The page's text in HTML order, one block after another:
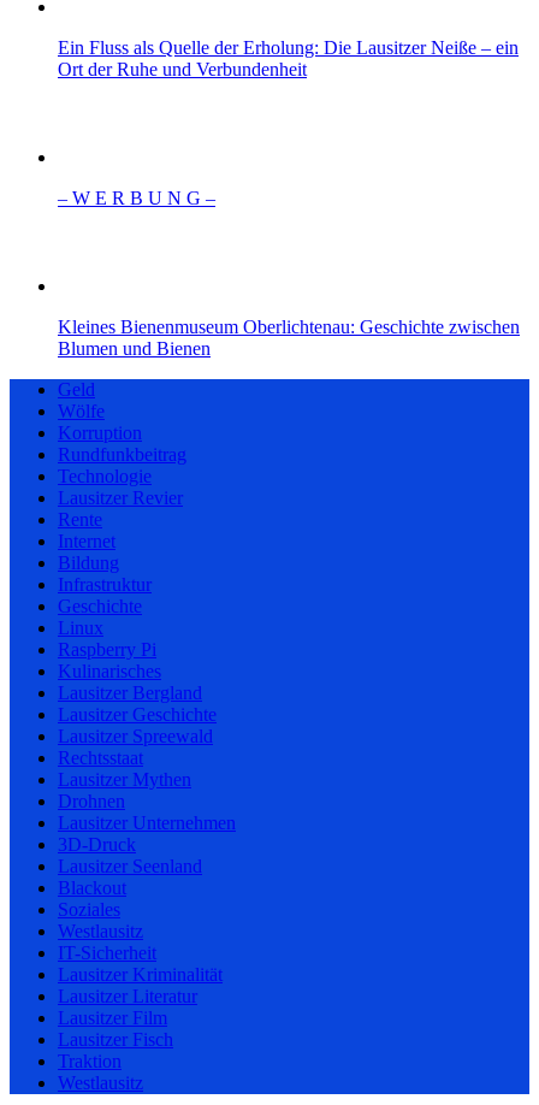
Ein Fluss als Quelle der Erholung: Die Lausitzer Neiße – ein
Ort der Ruhe und Verbundenheit
– W Ε R Β U Ν G –
Kleines Bienenmuseum Oberlichtenau: Geschichte zwischen
Blumen und Bienen
Geld
Wölfe
Korruption
Rundfunkbeitrag
Technologie
Lausitzer Revier
Rente
Internet
Bildung
Infrastruktur
Geschichte
Linux
Raspberry Pi
Kulinarisches
Lausitzer Bergland
Lausitzer Geschichte
Lausitzer Spreewald
Rechtsstaat
Lausitzer Mythen
Drohnen
Lausitzer Unternehmen
3D-Druck
Lausitzer Seenland
Blackout
Soziales
Westlausitz
IT-Sicherheit
Lausitzer Kriminalität
Lausitzer Literatur
Lausitzer Film
Lausitzer Fisch
Traktion
Westlausitz